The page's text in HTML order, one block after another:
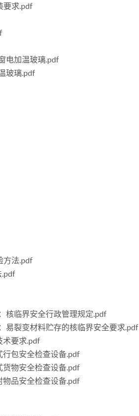
要求.pdf
电加温玻璃.pdf
玻璃.pdf
方法.pdf
.pdf
核临界安全行政管理规定.pdf
易裂变材料贮存的核临界安全要求.pdf
术要求.pdf
行包安全检查设备.pdf
货物安全检查设备.pdf
物品安全检查设备.pdf